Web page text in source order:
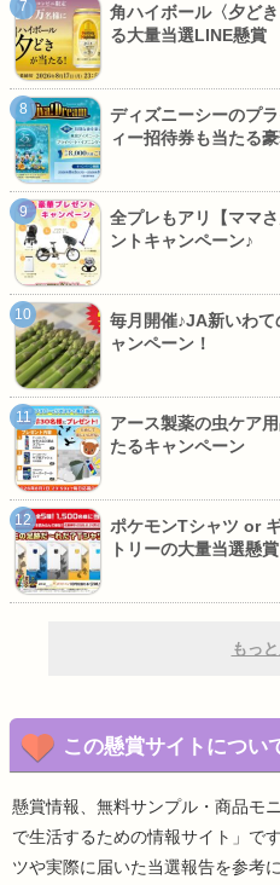
角ハイボール〈夕ど
る大量当選LINE懸賞
ディズニーシーのプ
ィー招待券も当たる
全プレもアリ【ママ
ントキャンペーン♪
毎月開催♪JA新いわ
ャンペーン！
アース製薬の虫ケア
たるキャンペーン
ポケモンTシャツ or
トリーの大量当選懸賞
もっ
この懸賞サイトについ
懸賞情報、無料サンプル・商品モ
で生活するための情報サイト」で
ツや実際に届いた当選報告を参考